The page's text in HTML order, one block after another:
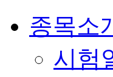
종목소
시험